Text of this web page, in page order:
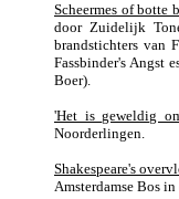
Scheermes of botte
door Zuidelijk
brandstichters van
Fassbinder's Angst
Boer).
'Het is geweldig
Noorderlingen.
Shakespeare's
Amsterdamse Bos in